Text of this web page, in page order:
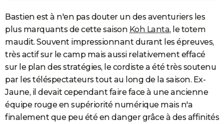
COPAINS D'AVANT
S'inscrire
Se connecter
Lycées
Collèges
Primaires
Universités
Entreprises
Service militaire
Avis de recherche
AVIS DE DÉCÈS
FORUM
Bricolage
Lifestyle
Culture
Auto
Television
Voyage
Cinema
Bastien est à n'en pas douter un des aventuriers les
plus marquants de cette saison Koh Lanta, le totem
maudit. Souvent impressionnant durant les épreuves,
très actif sur le camp mais aussi relativement effacé
sur le plan des stratégies, le cordiste a été très soutenu
par les téléspectateurs tout au long de la saison. Ex-
Jaune, il devait cependant faire face à une ancienne
équipe rouge en supériorité numérique mais n'a
finalement que peu été en danger grâce à des affinités